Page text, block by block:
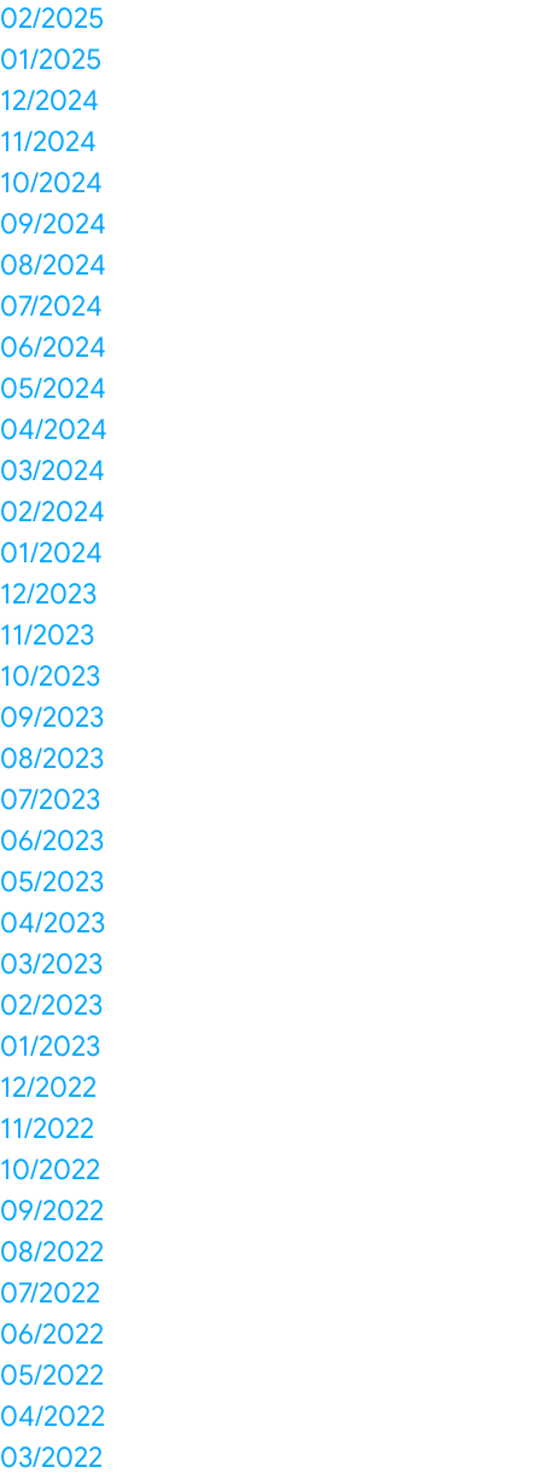
02/2025
01/2025
12/2024
11/2024
10/2024
09/2024
08/2024
07/2024
06/2024
05/2024
04/2024
03/2024
02/2024
01/2024
12/2023
11/2023
10/2023
09/2023
08/2023
07/2023
06/2023
05/2023
04/2023
03/2023
02/2023
01/2023
12/2022
11/2022
10/2022
09/2022
08/2022
07/2022
06/2022
05/2022
04/2022
03/2022